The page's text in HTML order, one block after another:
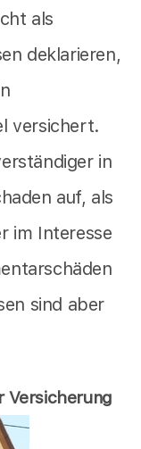
als
deklarieren,
versichert.
in
auf, als
im Interesse
sind aber
Versicherung